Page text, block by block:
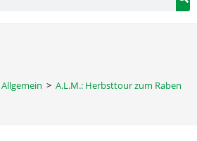
Allgemein > A.L.M.: Herbsttour zum